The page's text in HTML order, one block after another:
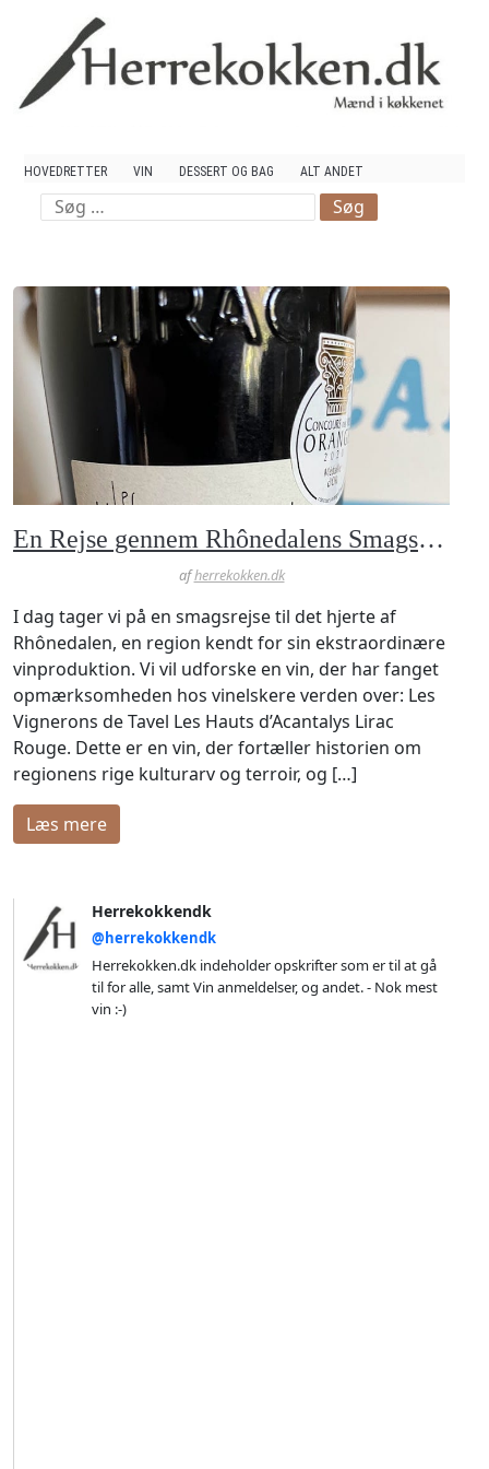
HOVEDRETTER VIN DESSERT OG BAG ALT ANDET
En Rejse gennem Rhônedalens Smagsfulde Landskab: Les Vignerons de Tavel Les Hauts d’Acantalys Lirac Rouge
afherrekokken.dk
I dag tager vi på en smagsrejse til det hjerte af
Rhônedalen, en region kendt for sin ekstraordinære
vinproduktion. Vi vil udforske en vin, der har fanget
opmærksomheden hos vinelskere verden over: Les
Vignerons de Tavel Les Hauts d’Acantalys Lirac
Rouge. Dette er en vin, der fortæller historien om
regionens rige kulturarv og terroir, og […]
læs mere
Herrekokkendk
@herrekokkendk
Herrekokken.dk indeholder opskrifter som er til at gå
til for alle, samt Vin anmeldelser, og andet. - Nok mest
vin :-)